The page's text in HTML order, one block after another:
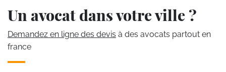
Un avocat dans votre ville ?
Demandez en ligne des devis à des avocats partout en
france